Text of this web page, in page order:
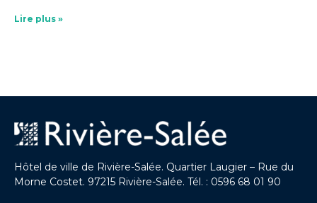
Lire plus »
Hôtel de ville de Rivière-Salée. Quartier Laugier – Rue du
Morne Costet. 97215 Rivière-Salée. Tél. : 0596 68 01 90